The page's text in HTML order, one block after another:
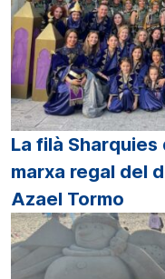
La filà
marxa regal del
Azael Tormo